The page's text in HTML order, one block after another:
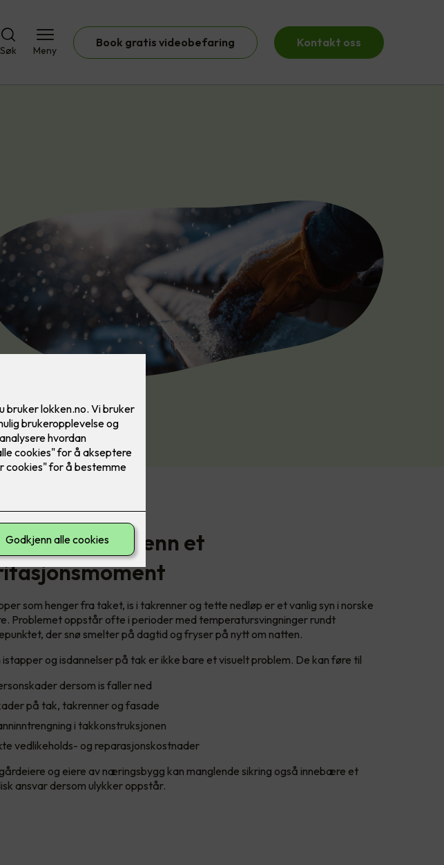
Søk Meny
Book gratis videobefaring Kontakt oss
er mer enn et
som henger fra taket, is i takrenner og tette nedløp er et vanlig syn i norske
Problemet oppstår ofte i perioder med temperatursvingninger rundt
der snø smelter på dagtid og fryser på nytt om natten.
istapper og isdannelser på tak er ikke bare et visuelt problem. De kan føre til
dersom is faller ned
på tak, takrenner og fasade
i takkonstruksjonen
vedlikeholds- og reparasjonskostnader
og eiere av næringsbygg kan manglende sikring også innebære et
ansvar dersom ulykker oppstår.